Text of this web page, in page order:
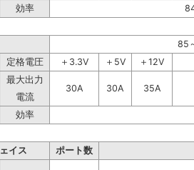
効率
85
定格電圧 ＋3.3V ＋5V
＋12V
最大出力
30A
30A
35A
電流
効率
イス ポート数